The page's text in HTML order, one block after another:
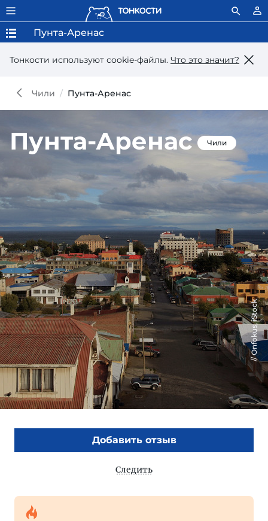
Тонкости используют сookie-файлы. Что это значит?
Пунта-Аренас
Чили Пунта-Аренас
Пунта-Аренас Чили
Onfokus, iStock
Добавить отзыв
Следить